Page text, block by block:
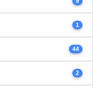
1
44
2